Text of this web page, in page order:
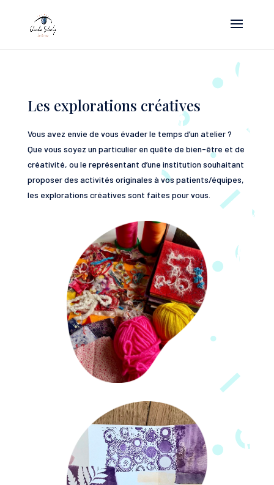
Les explorations créatives
Vous avez envie de vous évader le temps d’un atelier ?
Que vous soyez un particulier en quête de bien-être et de
créativité, ou le représentant d’une institution souhaitant
proposer des activités originales à vos patients/équipes,
les explorations créatives sont faites pour vous.